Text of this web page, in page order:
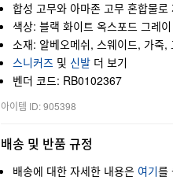
합성 고무와 아마존 고무 혼합물로
색상: 블랙 화이트 옥스포드 그레이
소재: 알베오메쉬, 스웨이드, 가죽,
스니커즈 및 신발 더 보기
벤더 코드: RB0102367
아이템 ID: 905398
배송 및 반품 규정
배송에 대한 자세한 내용은 여기를